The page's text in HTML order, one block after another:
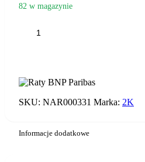
82 w magazynie
03A
DO
SZPRYCH
SKU: NAR000331 Marka: 2K
Informacje dodatkowe